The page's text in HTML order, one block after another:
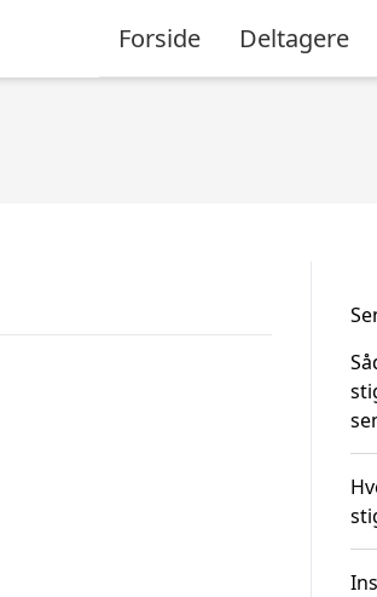
Forside Deltagere